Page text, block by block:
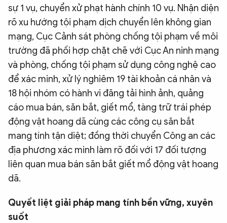
sự 1 vụ, chuyển xử phạt hành chính 10 vụ. Nhận diện
rõ xu hướng tội phạm dịch chuyển lên không gian
mạng, Cục Cảnh sát phòng chống tội phạm về môi
trường đã phối hợp chặt chẽ với Cục An ninh mạng
và phòng, chống tội phạm sử dụng công nghệ cao
để xác minh, xử lý nghiêm 19 tài khoản cá nhân và
18 hội nhóm có hành vi đăng tải hình ảnh, quảng
cáo mua bán, săn bắt, giết mổ, tàng trữ trái phép
động vật hoang dã cùng các công cụ săn bắt
mang tính tận diệt; đồng thời chuyển Công an các
địa phương xác minh làm rõ đối với 17 đối tượng
liên quan mua bán săn bắt giết mổ động vật hoang
dã.
Quyết liệt giải pháp mang tính bền vững, xuyên
suốt